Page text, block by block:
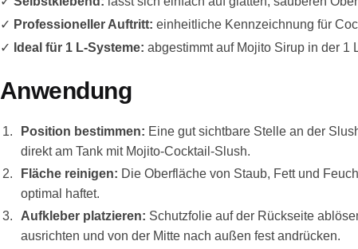
✓ Professioneller Auftritt: einheitliche Kennzeichnung für
✓ Ideal für 1 L-Systeme: abgestimmt auf Mojito Sirup in der 1
Anwendung
Position bestimmen: Eine gut sichtbare Stelle an der
direkt am Tank mit Mojito-Cocktail-Slush.
Fläche reinigen: Die Oberfläche von Staub, Fett und
optimal haftet.
Aufkleber platzieren: Schutzfolie auf der Rückseite
ausrichten und von der Mitte nach außen fest andrücken.